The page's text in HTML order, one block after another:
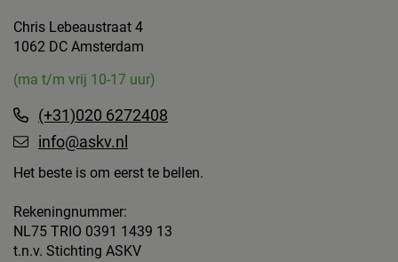
Chris Lebeaustraat 4
1062 DC Amsterdam
(ma t/m vrij 10-17 uur)
(+31)020 6272408
info@askv.nl
Het beste is om eerst te bellen.
Rekeningnummer:
NL75 TRIO 0391 1439 13
t.n.v. Stichting ASKV